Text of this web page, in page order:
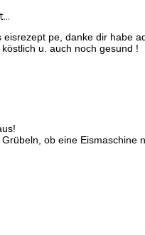
pe, danke dir habe
u. auch noch gesund !
ob eine Eismaschine